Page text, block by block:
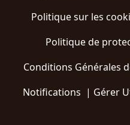
Politique sur les
Politique de
Conditions Générales
Notifications | Gérer